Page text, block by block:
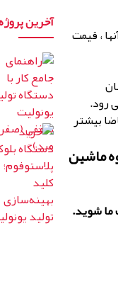
، قیمت
رود.
بیشتر
ماشین
ما شوید.
آخرین